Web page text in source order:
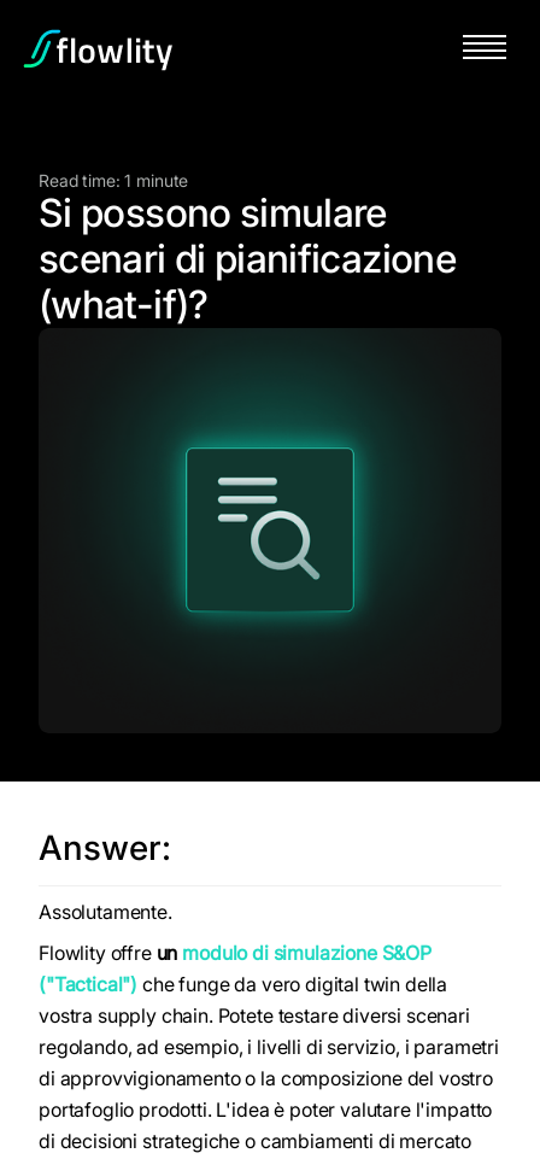
Read time: 1 minute
Si possono simulare
scenari di pianificazione
(what-if)?
Answer:
Assolutamente.
Flowlity offre un modulo di simulazione S&OP
("Tactical") che funge da vero digital twin della
vostra supply chain. Potete testare diversi scenari
regolando, ad esempio, i livelli di servizio, i parametri
di approvvigionamento o la composizione del vostro
portafoglio prodotti. L'idea è poter valutare l'impatto
di decisioni strategiche o cambiamenti di mercato